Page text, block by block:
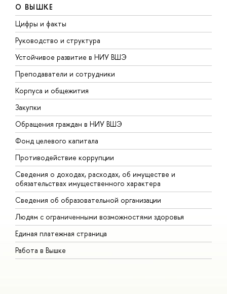
О ВЫШКЕ
Цифры и факты
Руководство и структура
Устойчивое развитие в НИУ ВШЭ
Преподаватели и сотрудники
Корпуса и общежития
Закупки
Обращения граждан в НИУ ВШЭ
Фонд целевого капитала
Противодействие коррупции
Сведения о доходах, расходах, об имуществе и
обязательствах имущественного характера
Сведения об образовательной организации
Людям с ограниченными возможностями здоровья
Единая платежная страница
Работа в Вышке